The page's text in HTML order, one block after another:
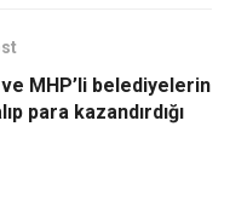
MHP’li belediyelerin
para kazandırdığı